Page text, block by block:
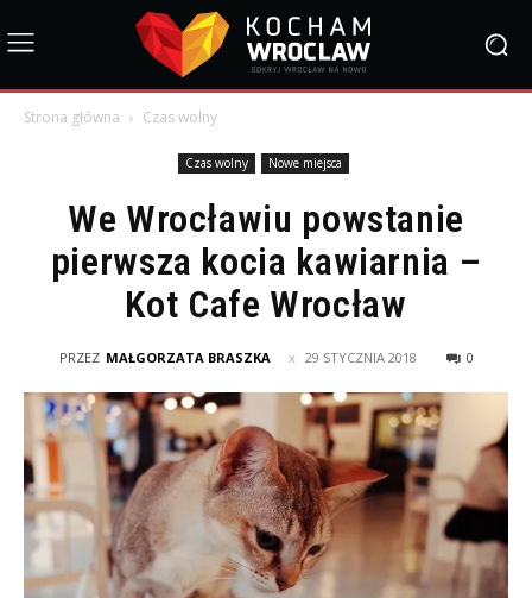
Strona główna Czas wolny
Czas wolny Nowe miejsca
We Wrocławiu powstanie
pierwsza kocia kawiarnia –
Kot Cafe Wrocław
PRZEZ MAŁGORZATA BRASZKA 29 STYCZNIA 2018 0